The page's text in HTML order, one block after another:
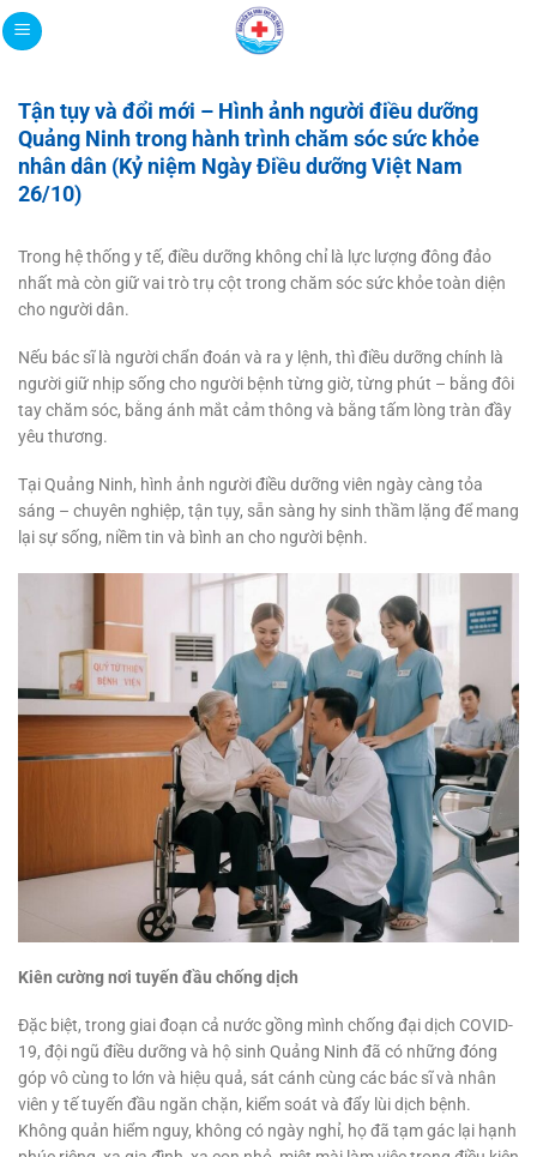
Bỏ
qua
dung
Tận tụy và đổi mới – Hình ảnh người điều dưỡng
Quảng Ninh trong hành trình chăm sóc sức khỏe
nhân dân (Kỷ niệm Ngày Điều dưỡng Việt Nam
26/10)
Trong hệ thống y tế, điều dưỡng không chỉ là lực lượng đông đảo
nhất mà còn giữ vai trò trụ cột trong chăm sóc sức khỏe toàn diện
cho người dân.
Nếu bác sĩ là người chẩn đoán và ra y lệnh, thì điều dưỡng chính là
người giữ nhịp sống cho người bệnh từng giờ, từng phút – bằng đôi
tay chăm sóc, bằng ánh mắt cảm thông và bằng tấm lòng tràn đầy
yêu thương.
Tại Quảng Ninh, hình ảnh người điều dưỡng viên ngày càng tỏa
sáng – chuyên nghiệp, tận tụy, sẵn sàng hy sinh thầm lặng để mang
lại sự sống, niềm tin và bình an cho người bệnh.
Kiên cường nơi tuyến đầu chống dịch
Đặc biệt, trong giai đoạn cả nước gồng mình chống đại dịch COVID-
19, đội ngũ điều dưỡng và hộ sinh Quảng Ninh đã có những đóng
góp vô cùng to lớn và hiệu quả, sát cánh cùng các bác sĩ và nhân
viên y tế tuyến đầu ngăn chặn, kiểm soát và đẩy lùi dịch bệnh.
Không quản hiểm nguy, không có ngày nghỉ, họ đã tạm gác lại hạnh